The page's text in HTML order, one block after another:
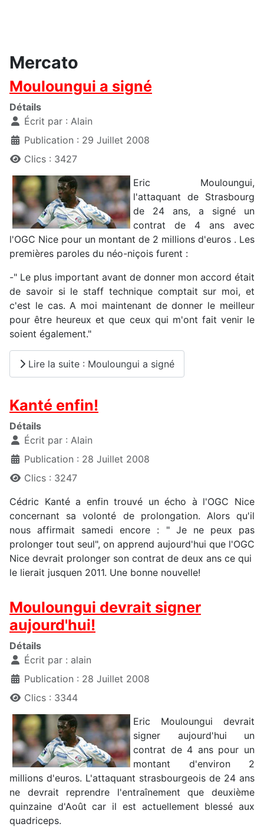
Mercato
Mouloungui a signé
Détails
Écrit par : Alain
Publication : 29 Juillet 2008
Clics : 3427
Eric Mouloungui,
l'attaquant de Strasbourg
de 24 ans, a signé un
contrat de 4 ans avec
l'OGC Nice pour un montant de 2 millions d'euros . Les
premières paroles du néo-niçois furent :
-" Le plus important avant de donner mon accord était
de savoir si le staff technique comptait sur moi, et
c'est le cas. A moi maintenant de donner le meilleur
pour être heureux et que ceux qui m'ont fait venir le
soient également."
Lire la suite : Mouloungui a signé
Kanté enfin!
Détails
Écrit par : Alain
Publication : 28 Juillet 2008
Clics : 3247
Cédric Kanté a enfin trouvé un écho à l'OGC Nice
concernant sa volonté de prolongation. Alors qu'il
nous affirmait samedi encore : " Je ne peux pas
prolonger tout seul", on apprend aujourd'hui que l'OGC
Nice devrait prolonger son contrat de deux ans ce qui
le lierait jusquen 2011. Une bonne nouvelle!
Mouloungui devrait signer
aujourd'hui!
Détails
Écrit par : alain
Publication : 28 Juillet 2008
Clics : 3344
Eric Mouloungui devrait
signer aujourd'hui un
contrat de 4 ans pour un
montant d'environ 2
millions d'euros. L'attaquant strasbourgeois de 24 ans
ne devrait reprendre l'entraînement que deuxième
quinzaine d'Août car il est actuellement blessé aux
quadriceps.